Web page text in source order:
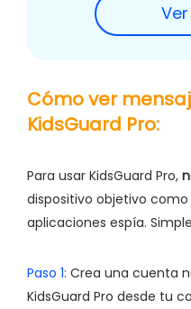
Cómo ver
KidsGuard Pro:
Para usar KidsGuard Pro,
dispositivo objetivo
aplicaciones espía.
Paso 1: Crea una cuenta
KidsGuard Pro desde tu